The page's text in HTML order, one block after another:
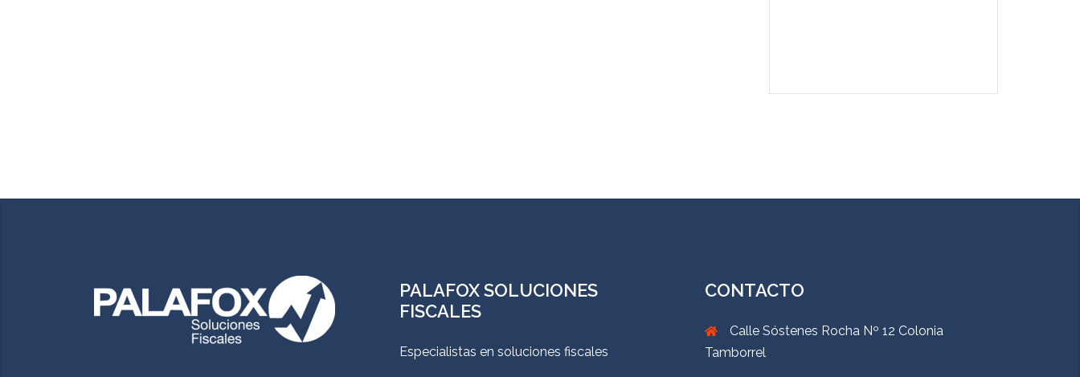
PALAFOX SOLUCIONES
FISCALES
Especialistas en soluciones fiscales
CONTACTO
Calle Sóstenes Rocha Nº 12 Colonia
Tamborrel